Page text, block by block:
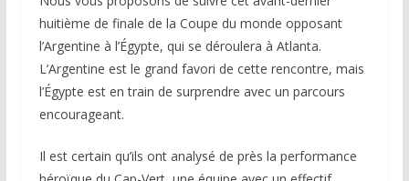
huitième de finale de la Coupe du monde opposant
l’Argentine à l’Égypte, qui se déroulera à Atlanta.
L’Argentine est le grand favori de cette rencontre, mais
l’Égypte est en train de surprendre avec un parcours
encourageant.
Il est certain qu’ils ont analysé de près la performance